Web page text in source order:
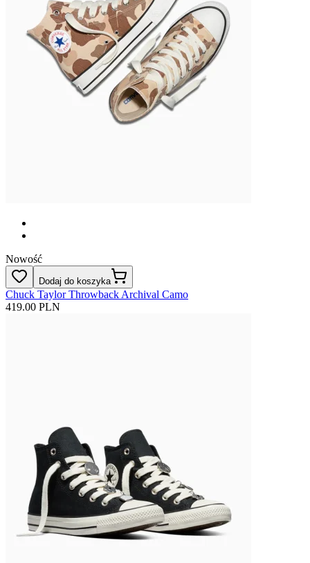
Nowość
Dodaj do koszyka
Chuck Taylor Throwback Archival Camo
419.00 PLN